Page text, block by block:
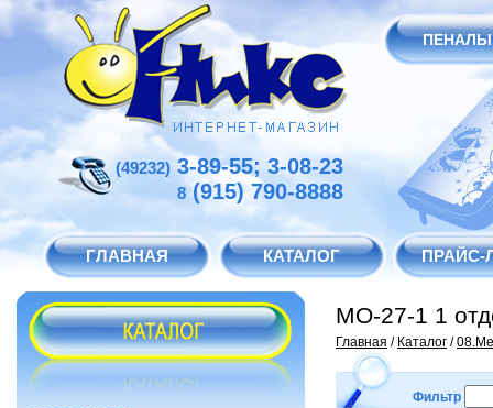
ПЕНАЛЫ
(49232) 3-89-55; 3-08-23
8(915) 790-8888
ГЛАВНАЯ КАТАЛОГ ПРАЙС-
МО-27-1 1
Главная / Каталог /
Фильтр